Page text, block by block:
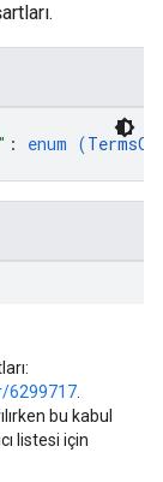
: enum (
6299717
bu kabul
listesi için